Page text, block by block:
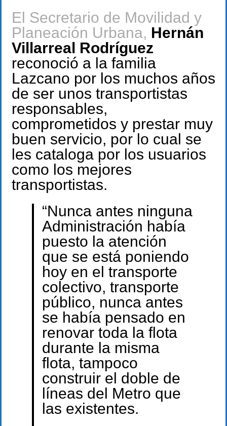
El Secretario de Movilidad y
Planeación Urbana, Hernán
Villarreal Rodríguez
reconoció a la familia
Lazcano por los muchos años
de ser unos transportistas
responsables,
comprometidos y prestar muy
buen servicio, por lo cual se
les cataloga por los usuarios
como los mejores
transportistas.
“Nunca antes ninguna
Administración había
puesto la atención
que se está poniendo
hoy en el transporte
colectivo, transporte
público, nunca antes
se había pensado en
renovar toda la flota
durante la misma
flota, tampoco
construir el doble de
líneas del Metro que
las existentes.